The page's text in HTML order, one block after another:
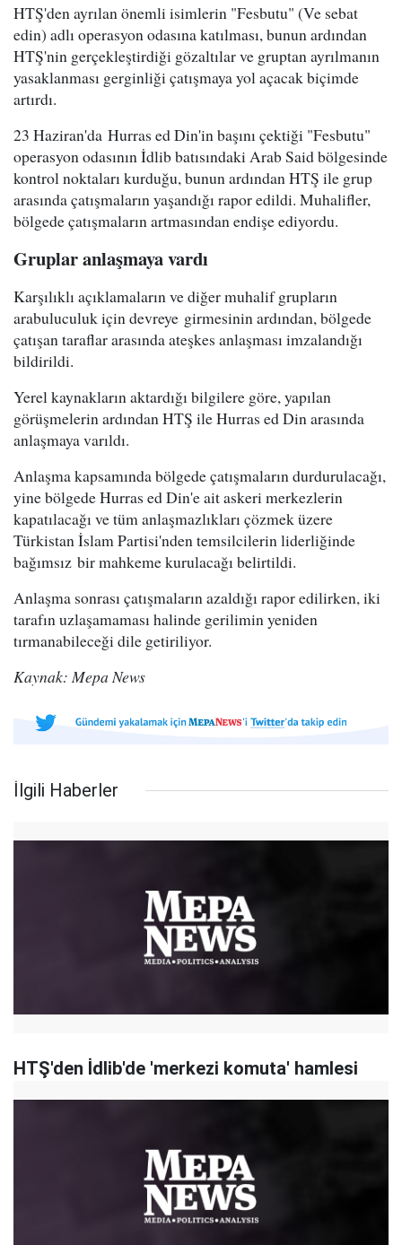
HTŞ'den ayrılan önemli isimlerin "Fesbutu" (Ve sebat
edin) adlı operasyon odasına katılması, bunun ardından
HTŞ'nin gerçekleştirdiği gözaltılar ve gruptan ayrılmanın
yasaklanması gerginliği çatışmaya yol açacak biçimde
artırdı.
23 Haziran'da Hurras ed Din'in başını çektiği "Fesbutu"
operasyon odasının İdlib batısındaki Arab Said bölgesinde
kontrol noktaları kurduğu, bunun ardından HTŞ ile grup
arasında çatışmaların yaşandığı rapor edildi. Muhalifler,
bölgede çatışmaların artmasından endişe ediyordu.
Gruplar anlaşmaya vardı
Karşılıklı açıklamaların ve diğer muhalif grupların
arabuluculuk için devreye girmesinin ardından, bölgede
çatışan taraflar arasında ateşkes anlaşması imzalandığı
bildirildi.
Yerel kaynakların aktardığı bilgilere göre, yapılan
görüşmelerin ardından HTŞ ile Hurras ed Din arasında
anlaşmaya varıldı.
Anlaşma kapsamında bölgede çatışmaların durdurulacağı,
yine bölgede Hurras ed Din'e ait askeri merkezlerin
kapatılacağı ve tüm anlaşmazlıkları çözmek üzere
Türkistan İslam Partisi'nden temsilcilerin liderliğinde
bağımsız bir mahkeme kurulacağı belirtildi.
Anlaşma sonrası çatışmaların azaldığı rapor edilirken, iki
tarafın uzlaşamaması halinde gerilimin yeniden
tırmanabileceği dile getiriliyor.
Kaynak: Mepa News
İlgili Haberler
HTŞ'den İdlib'de 'merkezi komuta' hamlesi